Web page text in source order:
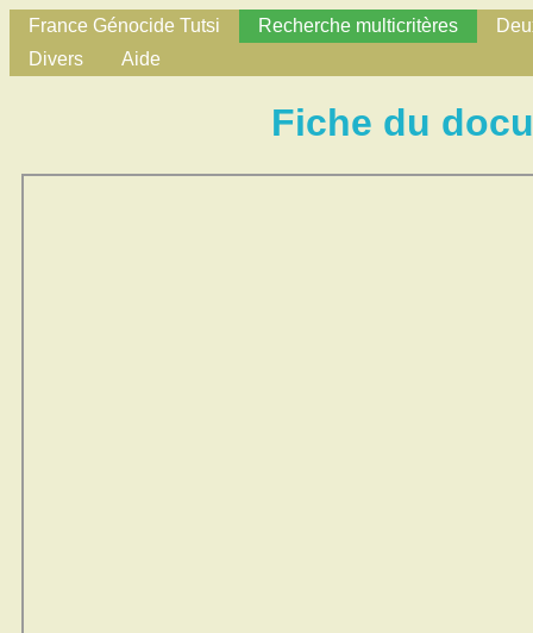
France Génocide Tutsi Recherche multicritères
Divers
Aide
Fiche du